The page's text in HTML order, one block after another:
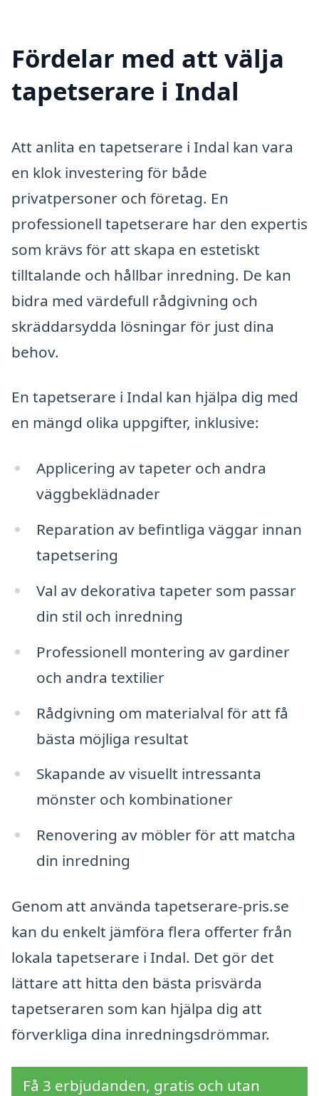
Fördelar med att välja
tapetserare i Indal
Att anlita en tapetserare i Indal kan vara
en klok investering för både
privatpersoner och företag. En
professionell tapetserare har den expertis
som krävs för att skapa en estetiskt
tilltalande och hållbar inredning. De kan
bidra med värdefull rådgivning och
skräddarsydda lösningar för just dina
behov.
En tapetserare i Indal kan hjälpa dig med
en mängd olika uppgifter, inklusive:
Applicering av tapeter och andra
väggbeklädnader
Reparation av befintliga väggar innan
tapetsering
Val av dekorativa tapeter som passar
din stil och inredning
Professionell montering av gardiner
och andra textilier
Rådgivning om materialval för att få
bästa möjliga resultat
Skapande av visuellt intressanta
mönster och kombinationer
Renovering av möbler för att matcha
din inredning
Genom att använda tapetserare-pris.se
kan du enkelt jämföra flera offerter från
lokala tapetserare i Indal. Det gör det
lättare att hitta den bästa prisvärda
tapetseraren som kan hjälpa dig att
förverkliga dina inredningsdrömmar.
Få 3 erbjudanden, gratis och utan